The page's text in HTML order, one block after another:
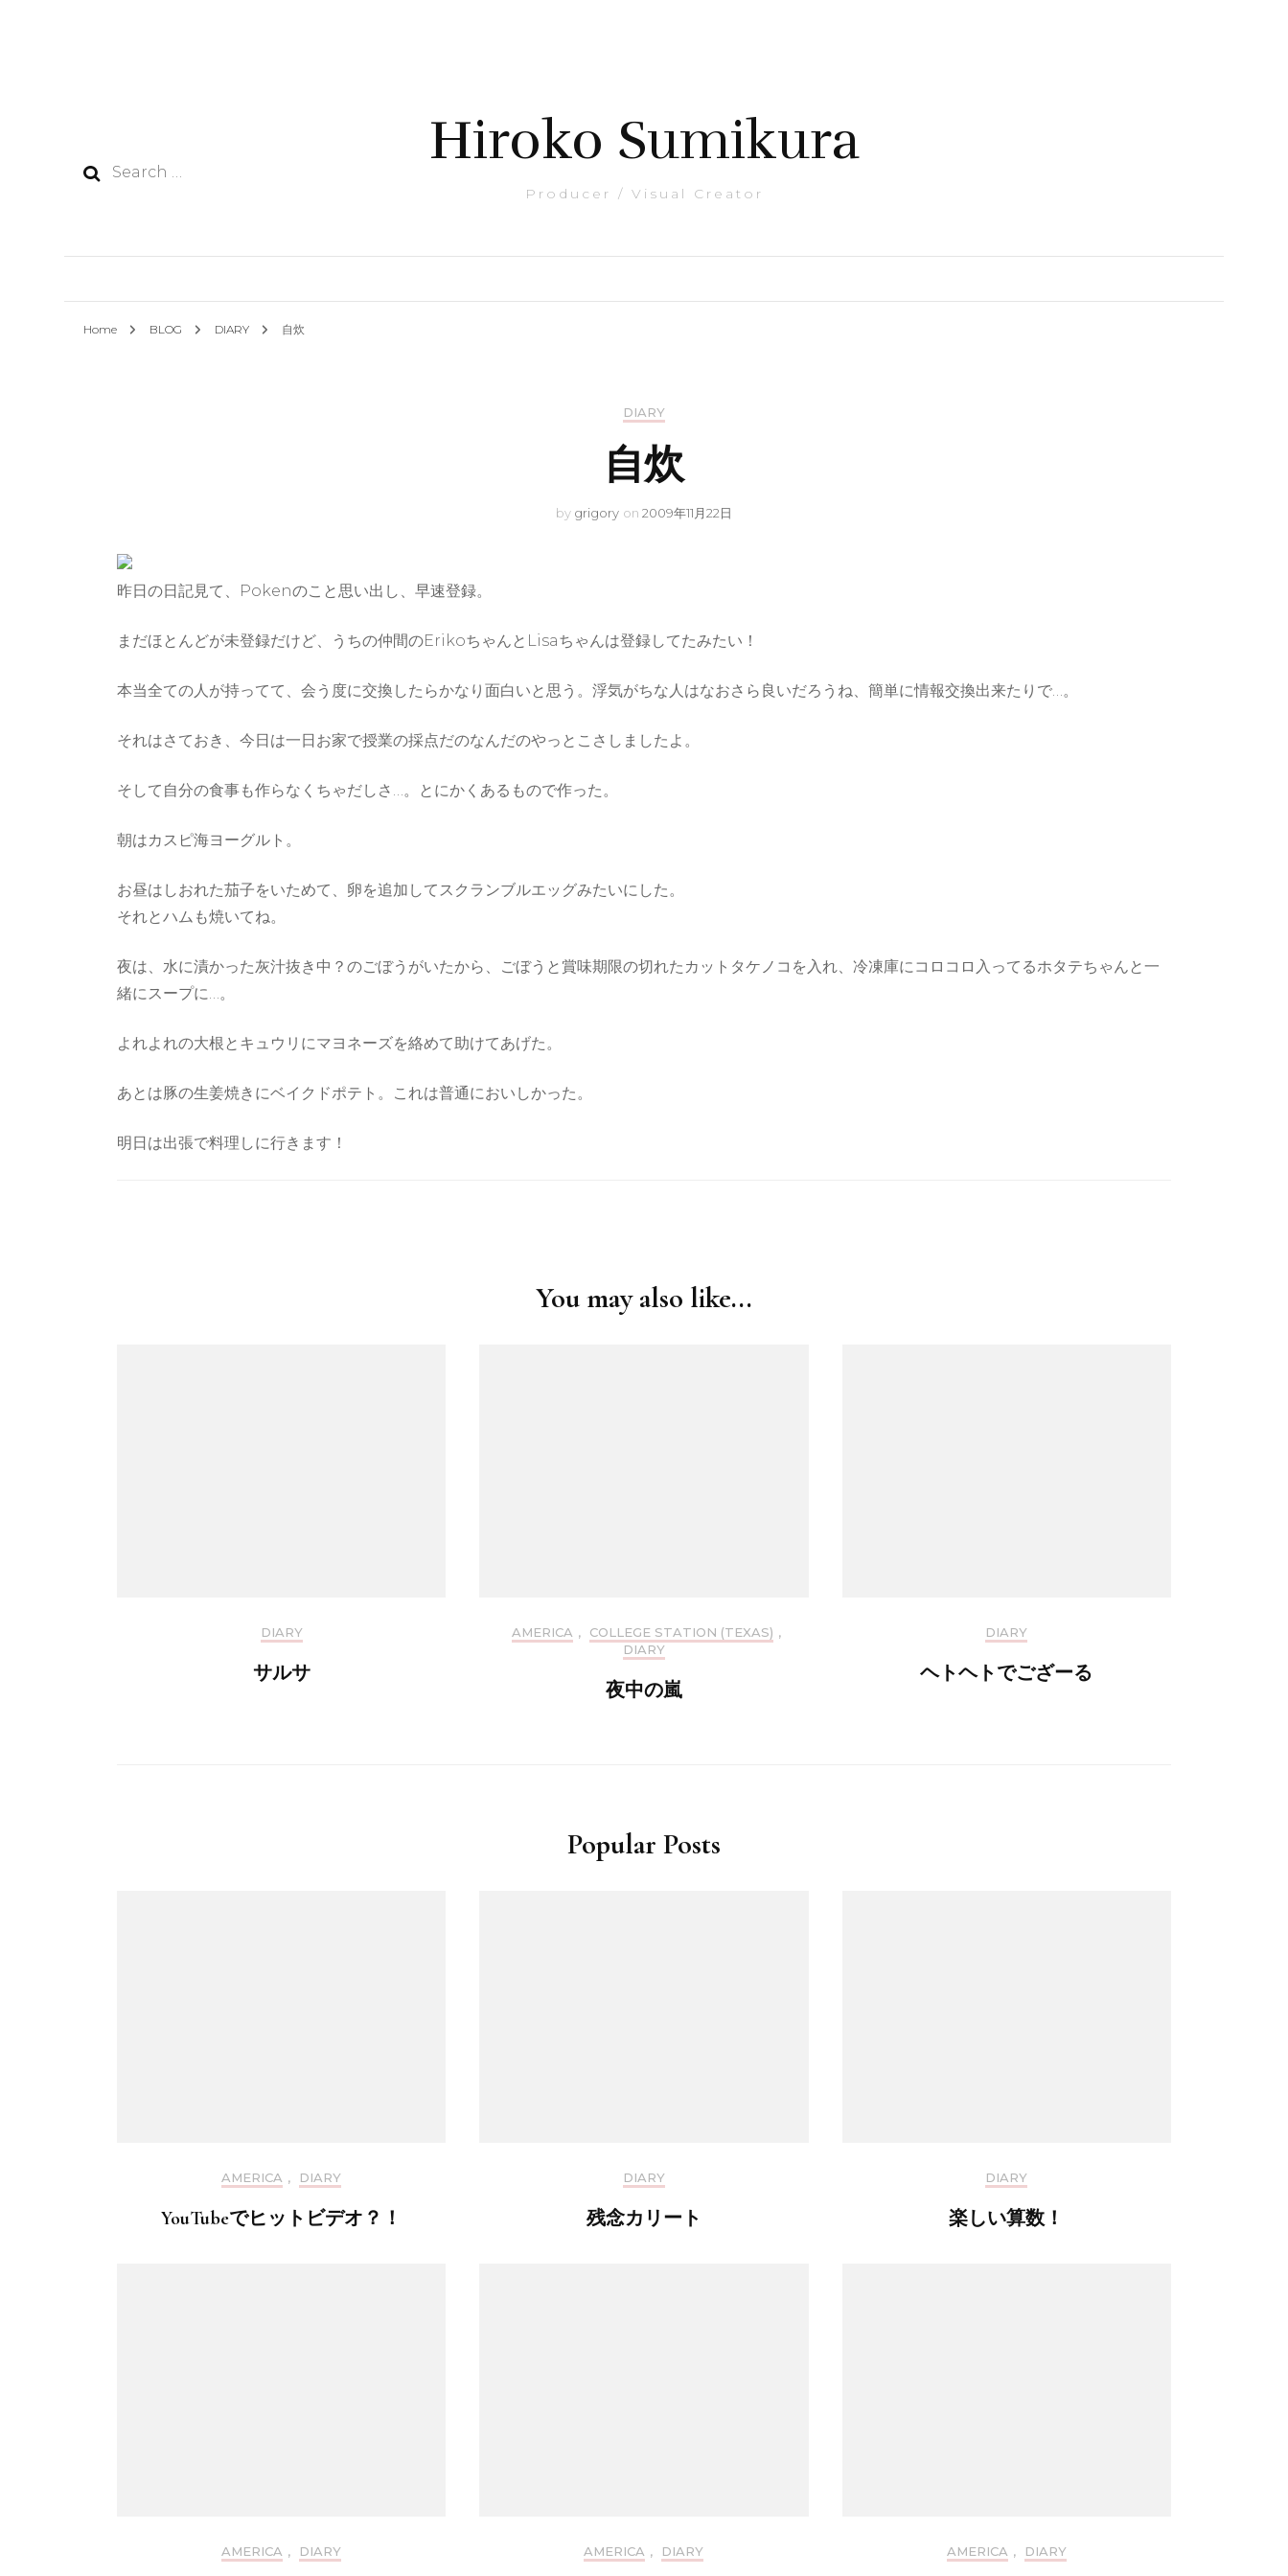
Search
Hiroko Sumikura
Producer / Visual Creator
Home BLOG DIARY 自炊
DIARY
自炊
by grigory on 2009年11月22日
昨日の日記見て、Pokenのこと思い出し、早速登録。
まだほとんどが未登録だけど、うちの仲間のErikoちゃんとLisaちゃんは登録してたみたい！
本当全ての人が持ってて、会う度に交換したらかなり面白いと思う。浮気がちな人はなおさら良いだろうね、簡単に情報交換出来たりで…。
それはさておき、今日は一日お家で授業の採点だのなんだのやっとこさしましたよ。
そして自分の食事も作らなくちゃだしさ…。とにかくあるもので作った。
朝はカスピ海ヨーグルト。
お昼はしおれた茄子をいためて、卵を追加してスクランブルエッグみたいにした。
それとハムも焼いてね。
夜は、水に漬かった灰汁抜き中？のごぼうがいたから、ごぼうと賞味期限の切れたカットタケノコを入れ、冷凍庫にコロコロ入ってるホタテちゃんと一
緒にスープに…。
よれよれの大根とキュウリにマヨネーズを絡めて助けてあげた。
あとは豚の生姜焼きにベイクドポテト。これは普通においしかった。
明日は出張で料理しに行きます！
You may also like...
DIARY
サルサ
AMERICA , COLLEGE STATION (TEXAS) ,
DIARY
夜中の嵐
DIARY
ヘトヘトでござーる
Popular Posts
AMERICA , DIARY
YouTubeでヒットビデオ？！
DIARY
残念カリート
DIARY
楽しい算数！
AMERICA , DIARY AMERICA , DIARY AMERICA , DIARY